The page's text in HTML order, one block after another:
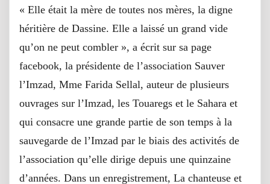
« Elle était la mère de toutes nos mères, la digne
héritière de Dassine. Elle a laissé un grand vide
qu’on ne peut combler », a écrit sur sa page
facebook, la présidente de l’association Sauver
l’Imzad, Mme Farida Sellal, auteur de plusieurs
ouvrages sur l’Imzad, les Touaregs et le Sahara et
qui consacre une grande partie de son temps à la
sauvegarde de l’Imzad par le biais des activités de
l’association qu’elle dirige depuis une quinzaine
d’années. Dans un enregistrement, La chanteuse et